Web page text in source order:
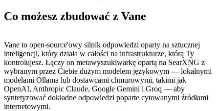
Co możesz zbudować z Vane
Vane to open-source'owy silnik odpowiedzi oparty na sztucznej
inteligencji, który działa w całości na infrastrukturze, którą Ty
kontrolujesz. Łączy on metawyszukiwarkę opartą na SearXNG z
wybranym przez Ciebie dużym modelem językowym — lokalnymi
modelami Ollama lub dostawcami chmurowymi, takimi jak
OpenAI, Anthropic Claude, Google Gemini i Groq — aby
syntetyzować dokładne odpowiedzi poparte cytowanymi źródłami
internetowymi.